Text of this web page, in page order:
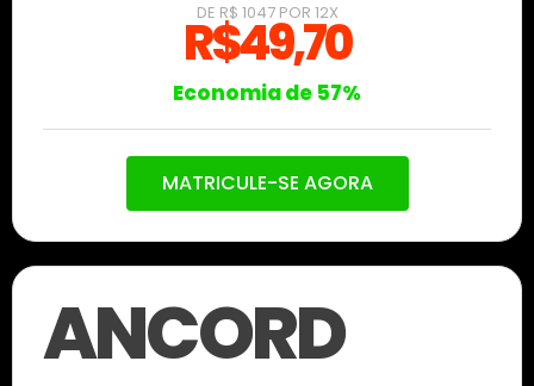
DE R$ 1047 POR 12X
R$49,70
Economia de 57%
MATRICULE-SE AGORA
ANCORD